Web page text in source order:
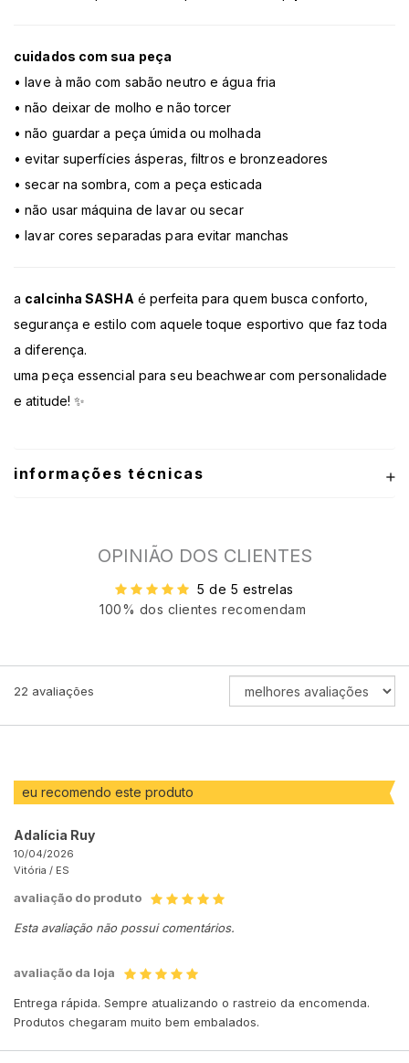
cuidados com sua peça
• lave à mão com sabão neutro e água fria
• não deixar de molho e não torcer
• não guardar a peça úmida ou molhada
• evitar superfícies ásperas, filtros e bronzeadores
• secar na sombra, com a peça esticada
• não usar máquina de lavar ou secar
• lavar cores separadas para evitar manchas
a calcinha SASHA é perfeita para quem busca conforto,
segurança e estilo com aquele toque esportivo que faz toda
a diferença.
uma peça essencial para seu beachwear com personalidade
e atitude! ✨
informações técnicas
OPINIÃO DOS CLIENTES
5 de 5 estrelas
100% dos clientes recomendam
22 avaliações
ORDENAR
AVALIAÇÕES
eu recomendo este produto
Adalícia Ruy
10/04/2026
Vitória / ES
avaliação do produto
Esta avaliação não possui comentários.
avaliação da loja
Entrega rápida. Sempre atualizando o rastreio da encomenda.
Produtos chegaram muito bem embalados.